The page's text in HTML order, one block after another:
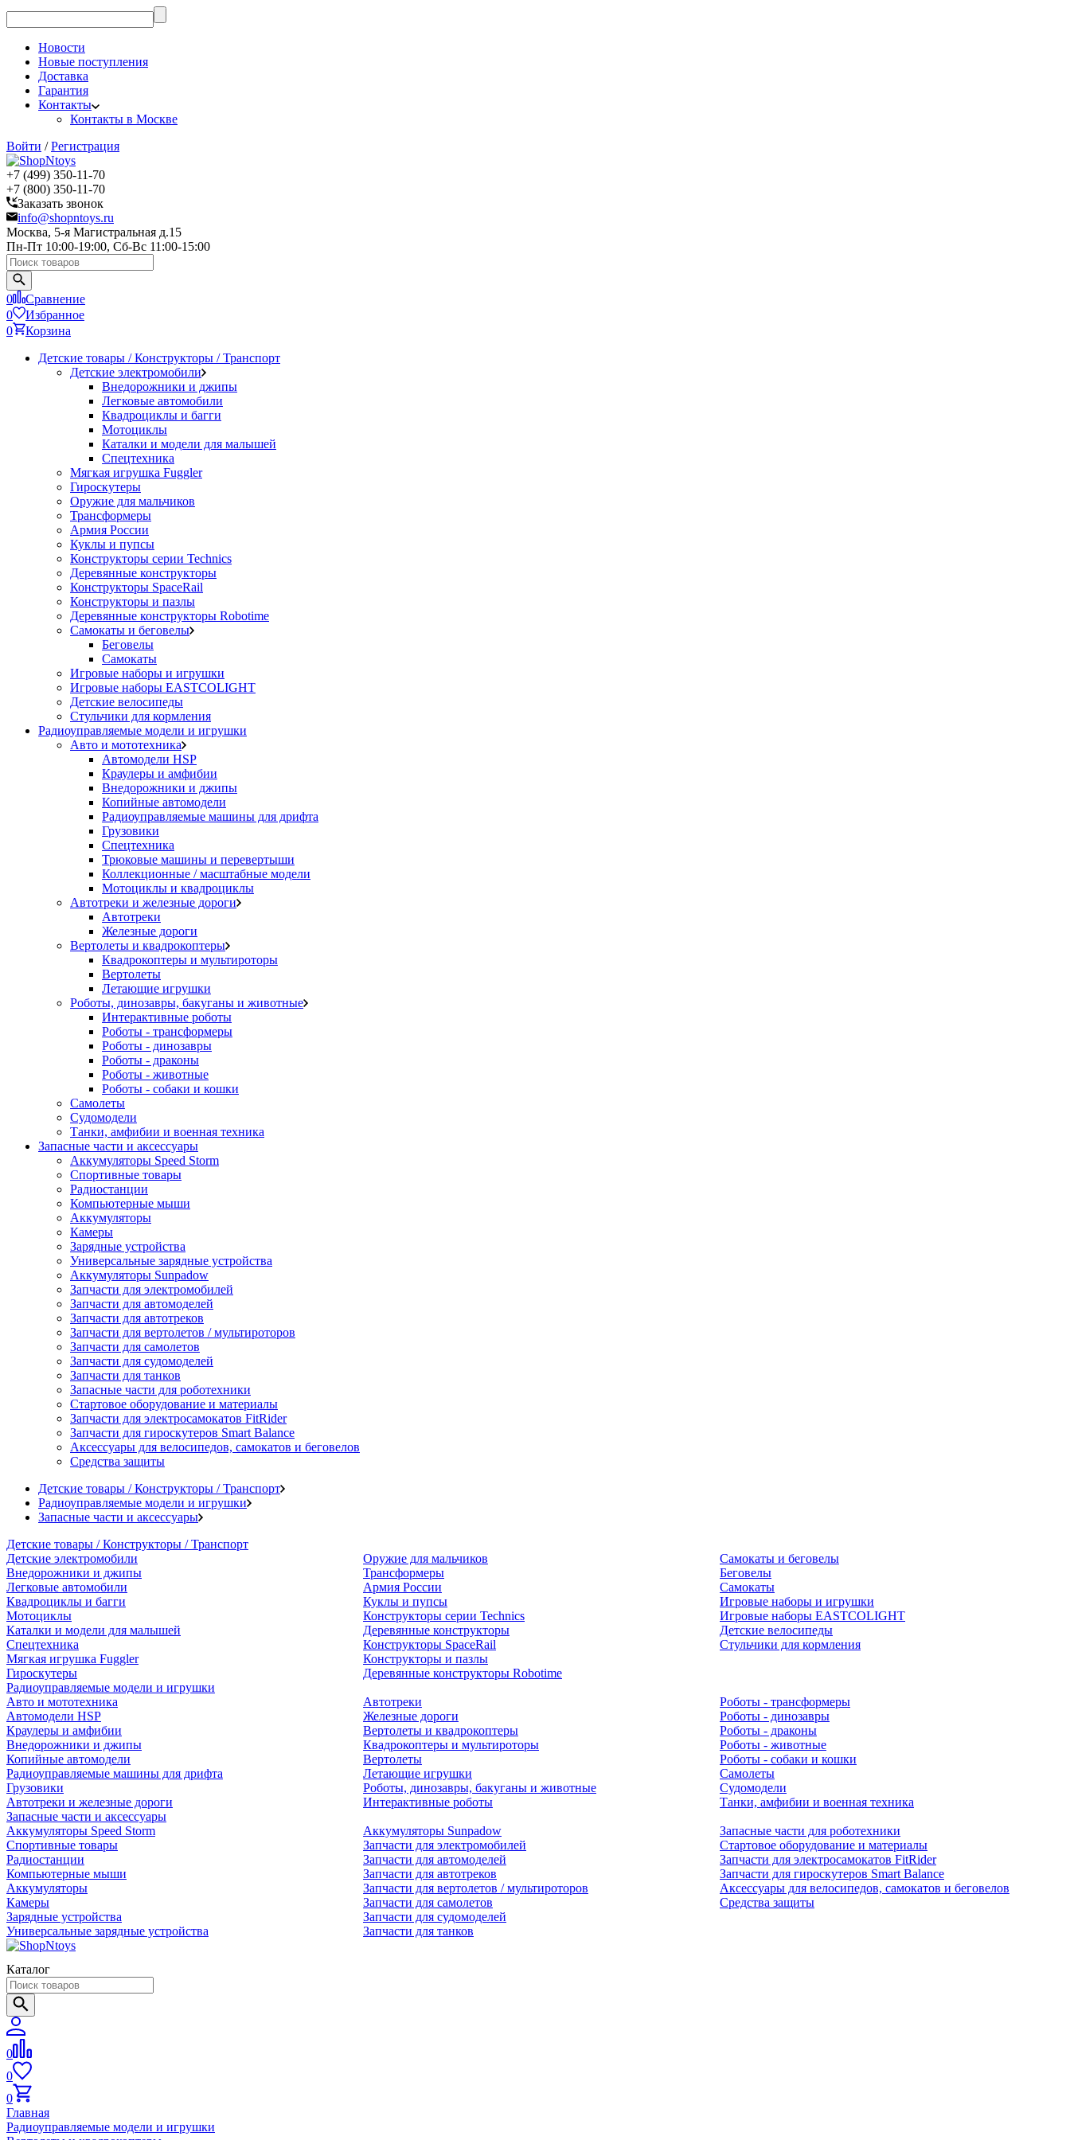
Новости
Новые поступления
Доставка
Гарантия
Контакты
Контакты в Москве
Войти /Регистрация
+7 (499) 350-11-70
+7 (800) 350-11-70
Заказать звонок
info@shopntoys.ru
Москва, 5-я Магистральная д.15
Пн-Пт 10:00-19:00, Сб-Вс 11:00-15:00
0
Сравнение
0
Избранное
0
Корзина
Детские товары / Конструкторы / Транспорт
Детские электромобили
Внедорожники и джипы
Легковые автомобили
Квадроциклы и багги
Мотоциклы
Каталки и модели для малышей
Спецтехника
Мягкая игрушка Fuggler
Гироскутеры
Оружие для мальчиков
Трансформеры
Армия России
Куклы и пупсы
Конструкторы серии Technics
Деревянные конструкторы
Конструкторы SpaceRail
Конструкторы и пазлы
Деревянные конструкторы Robotime
Самокаты и беговелы
Беговелы
Самокаты
Игровые наборы и игрушки
Игровые наборы EASTCOLIGHT
Детские велосипеды
Стульчики для кормления
Радиоуправляемые модели и игрушки
Авто и мототехника
Автомодели HSP
Краулеры и амфибии
Внедорожники и джипы
Копийные автомодели
Радиоуправляемые машины для дрифта
Грузовики
Спецтехника
Трюковые машины и перевертыши
Коллекционные / масштабные модели
Мотоциклы и квадроциклы
Автотреки и железные дороги
Автотреки
Железные дороги
Вертолеты и квадрокоптеры
Квадрокоптеры и мультироторы
Вертолеты
Летающие игрушки
Роботы, динозавры, бакуганы и животные
Интерактивные роботы
Роботы - трансформеры
Роботы - динозавры
Роботы - драконы
Роботы - животные
Роботы - собаки и кошки
Самолеты
Судомодели
Танки, амфибии и военная техника
Запасные части и аксессуары
Аккумуляторы Speed Storm
Спортивные товары
Радиостанции
Компьютерные мыши
Аккумуляторы
Камеры
Зарядные устройства
Универсальные зарядные устройства
Аккумуляторы Sunpadow
Запчасти для электромобилей
Запчасти для автомоделей
Запчасти для автотреков
Запчасти для вертолетов / мультироторов
Запчасти для самолетов
Запчасти для судомоделей
Запчасти для танков
Запасные части для роботехники
Стартовое оборудование и материалы
Запчасти для электросамокатов FitRider
Запчасти для гироскутеров Smart Balance
Аксессуары для велосипедов, самокатов и беговелов
Средства защиты
Детские товары / Конструкторы / Транспорт
Радиоуправляемые модели и игрушки
Запасные части и аксессуары
Детские товары / Конструкторы / Транспорт
Детские электромобили
Внедорожники и джипы
Легковые автомобили
Квадроциклы и багги
Мотоциклы
Каталки и модели для малышей
Спецтехника
Мягкая игрушка Fuggler
Гироскутеры
Оружие для мальчиков
Трансформеры
Армия России
Куклы и пупсы
Конструкторы серии Technics
Деревянные конструкторы
Конструкторы SpaceRail
Конструкторы и пазлы
Деревянные конструкторы Robotime
Самокаты и беговелы
Беговелы
Самокаты
Игровые наборы и игрушки
Игровые наборы EASTCOLIGHT
Детские велосипеды
Стульчики для кормления
Радиоуправляемые модели и игрушки
Авто и мототехника
Автомодели HSP
Краулеры и амфибии
Внедорожники и джипы
Копийные автомодели
Радиоуправляемые машины для дрифта
Грузовики
Автотреки и железные дороги
Автотреки
Железные дороги
Вертолеты и квадрокоптеры
Квадрокоптеры и мультироторы
Вертолеты
Летающие игрушки
Роботы, динозавры, бакуганы и животные
Интерактивные роботы
Роботы - трансформеры
Роботы - динозавры
Роботы - драконы
Роботы - животные
Роботы - собаки и кошки
Самолеты
Судомодели
Танки, амфибии и военная техника
Запасные части и аксессуары
Аккумуляторы Speed Storm
Спортивные товары
Радиостанции
Компьютерные мыши
Аккумуляторы
Камеры
Зарядные устройства
Универсальные зарядные устройства
Аккумуляторы Sunpadow
Запчасти для электромобилей
Запчасти для автомоделей
Запчасти для автотреков
Запчасти для вертолетов / мультироторов
Запчасти для самолетов
Запчасти для судомоделей
Запчасти для танков
Запасные части для роботехники
Стартовое оборудование и материалы
Запчасти для электросамокатов FitRider
Запчасти для гироскутеров Smart Balance
Аксессуары для велосипедов, самокатов и беговелов
Средства защиты
Каталог
0
0
0
Главная
Радиоуправляемые модели и игрушки